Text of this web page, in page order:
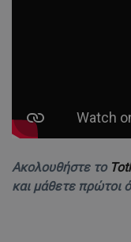
Ακολουθήστε το
και μάθετε πρώτοι